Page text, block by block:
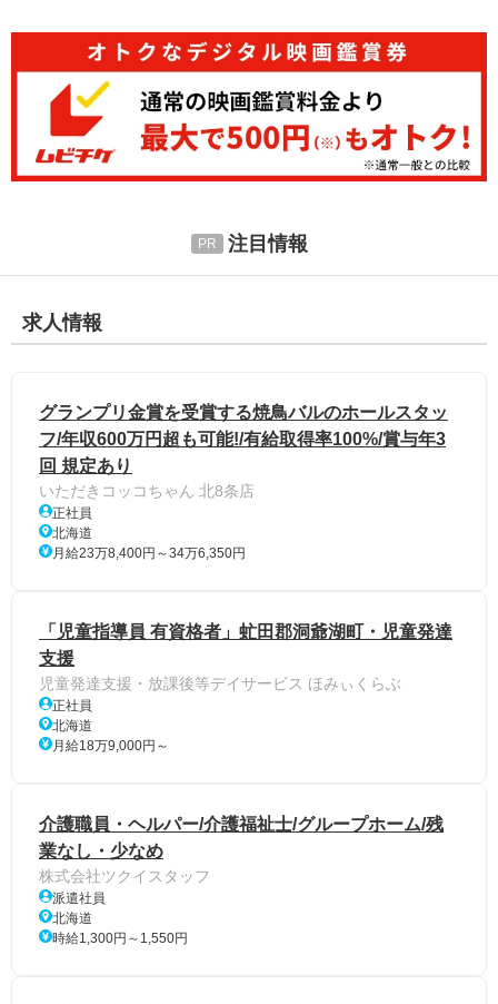
注目情報
求人情報
グランプリ金賞を受賞する焼鳥バルのホールスタッ
フ/年収600万円超も可能!/有給取得率100%/賞与年3
回 規定あり
いただきコッコちゃん 北8条店
正社員
北海道
月給23万8,400円～34万6,350円
「児童指導員 有資格者」虻田郡洞爺湖町・児童発達
支援
児童発達支援・放課後等デイサービス ほみぃくらぶ
正社員
北海道
月給18万9,000円～
介護職員・ヘルパー/介護福祉士/グループホーム/残
業なし・少なめ
株式会社ツクイスタッフ
派遣社員
北海道
時給1,300円～1,550円